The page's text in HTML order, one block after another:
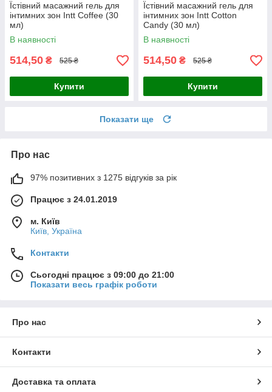
Їстівний масажний гель для
інтимних зон Intt Coffee (30
мл)
В наявності
514,50 ₴ 525 ₴
Купити
Їстівний масажний гель для
інтимних зон Intt Cotton
Candy (30 мл)
В наявності
514,50 ₴ 525 ₴
Купити
Показати ще
Про нас
97% позитивних з 1275 відгуків за рік
Працює з 24.01.2019
м. Київ
Київ, Україна
Контакти
Сьогодні працює з 09:00 до 21:00
Показати весь графік роботи
Про нас
Контакти
Доставка та оплата